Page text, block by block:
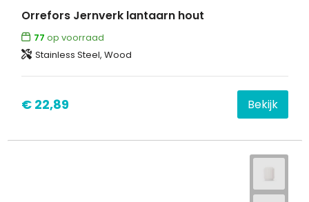
Orrefors Jernverk lantaarn hout
77 op voorraad
Stainless Steel, Wood
€ 22,89 Bekijk